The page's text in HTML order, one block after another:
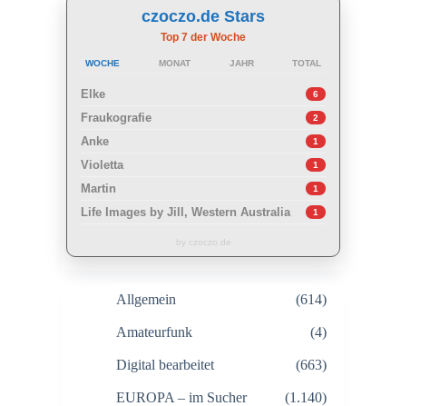
czoczo.de Stars
Top 7 der Woche
WOCHE MONAT JAHR TOTAL
Elke 6
Fraukografie 2
Anke 1
Violetta 1
Martin 1
Life Images by Jill, Western Australia 1
by czoczo.de
Allgemein (614)
Amateurfunk (4)
Digital bearbeitet (663)
EUROPA – im Sucher (1.140)